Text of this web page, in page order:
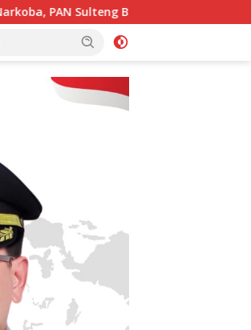
Bakal Tes Urine Seluruh Anggota DPRD